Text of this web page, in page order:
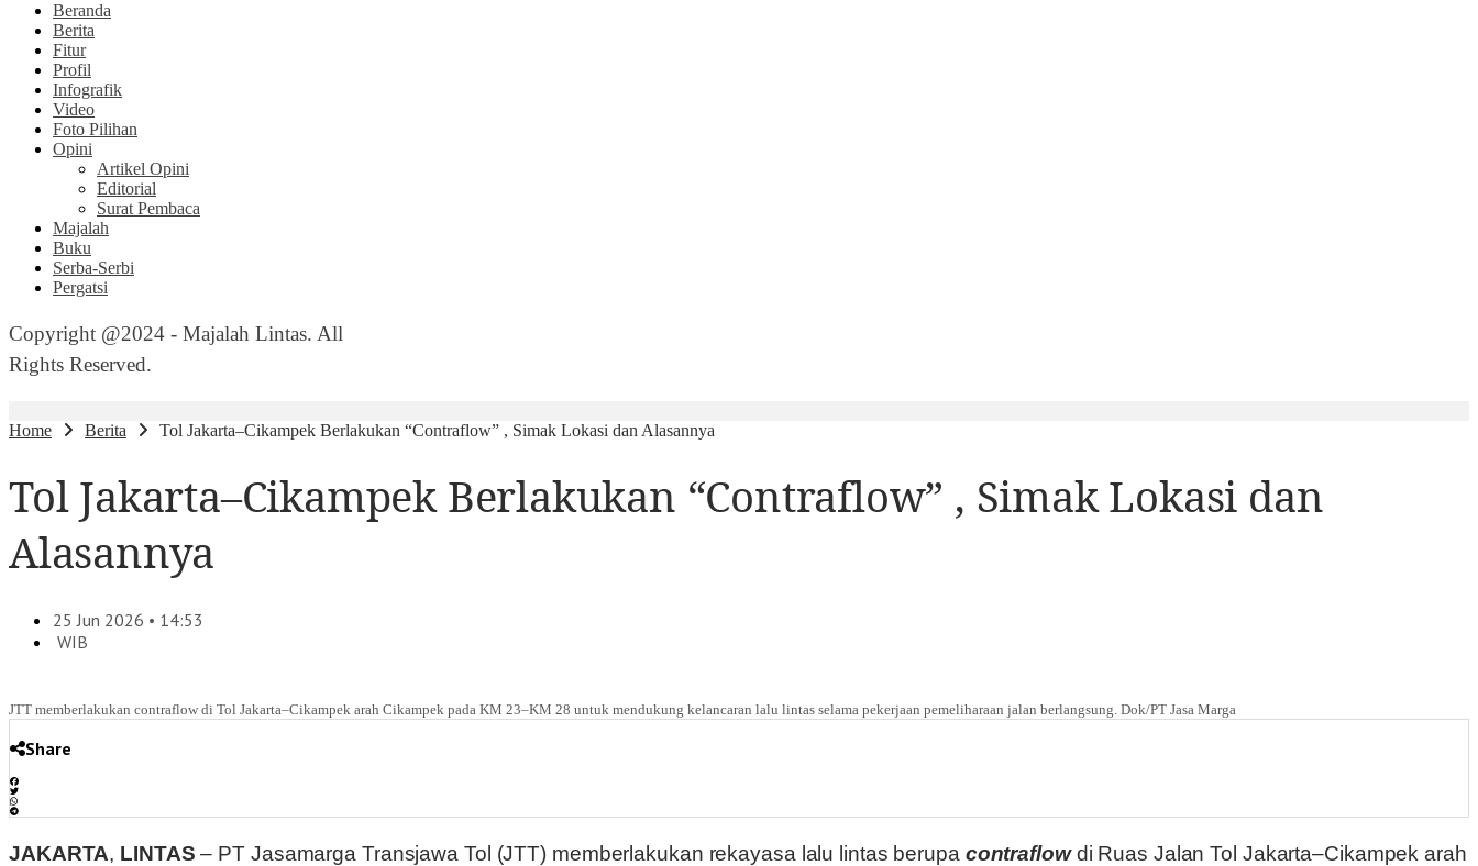
Beranda
Berita
Fitur
Profil
Infografik
Video
Foto Pilihan
Opini
Artikel Opini
Editorial
Surat Pembaca
Majalah
Buku
Serba-Serbi
Pergatsi
Copyright @2024 - Majalah Lintas. All
Rights Reserved.
Home Berita Tol Jakarta–Cikampek Berlakukan “Contraflow” , Simak Lokasi dan Alasannya
Tol Jakarta–Cikampek Berlakukan “Contraflow” , Simak Lokasi dan
Alasannya
25 Jun 2026 • 14:53
WIB
JTT memberlakukan contraflow di Tol Jakarta–Cikampek arah Cikampek pada KM 23–KM 28 untuk mendukung kelancaran lalu lintas selama pekerjaan pemeliharaan jalan berlangsung. Dok/PT Jasa Marga
Share
JAKARTA, LINTAS – PT Jasamarga Transjawa Tol (JTT) memberlakukan rekayasa lalu lintas berupa contraflowdi Ruas Jalan Tol Jakarta–Cikampek arah